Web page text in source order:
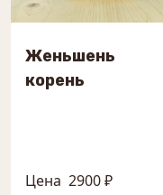
Женьшень
корень
Цена 2900 ₽